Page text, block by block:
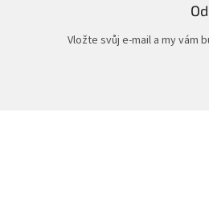
Vložte svůj e-mail a my vám